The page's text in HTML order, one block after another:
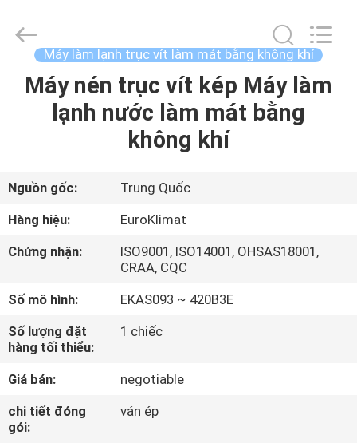
NHÀ
PHẨM
VỀ
TÔI
THAM
QUAN
NHÀ
MÁY
Guangdong
EuroKlimat
Conditioning
Refrigeration
Máy làm lạnh trục vít làm mát bằng không khí
Máy nén trục vít kép Máy làm
lạnh nước làm mát bằng
không khí
Nguồn gốc:
Trung Quốc
Hàng hiệu:
EuroKlimat
Chứng nhận:
ISO9001, ISO14001, OHSAS18001,
CRAA, CQC
Số mô hình:
EKAS093 ~ 420B3E
Số lượng đặt
hàng tối thiểu:
1 chiếc
Giá bán:
negotiable
chi tiết đóng
gói:
ván ép